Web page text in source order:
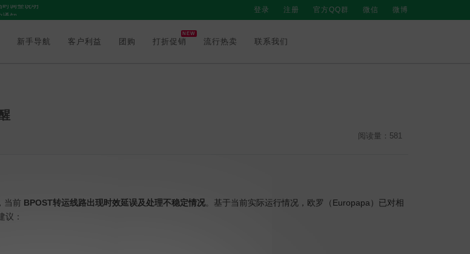
通知
醒
登录 注册 官方QQ群 微信 微博
新手导航 客户利益 团购 打折促销
NEW
流行热卖 联系我们
阅读量：581
当前 BPOST转运线路出现时效延误及处理不稳定情况。基于当前实际运行情况，欧罗（Europapa）已对相
议：